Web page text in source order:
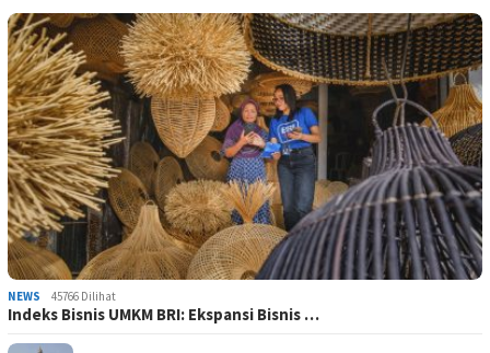
NEWS 45766 Dilihat
Indeks Bisnis UMKM BRI: Ekspansi Bisnis …